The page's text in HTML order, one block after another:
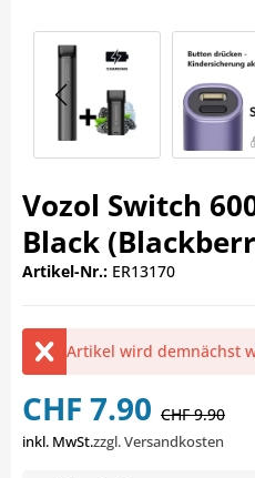
Vozol Switch
Black
Artikel-Nr.: ER13170
Artikel wird demnächst
CHF 7.90 CHF 9.90
inkl. MwSt.zzgl. Versandkosten